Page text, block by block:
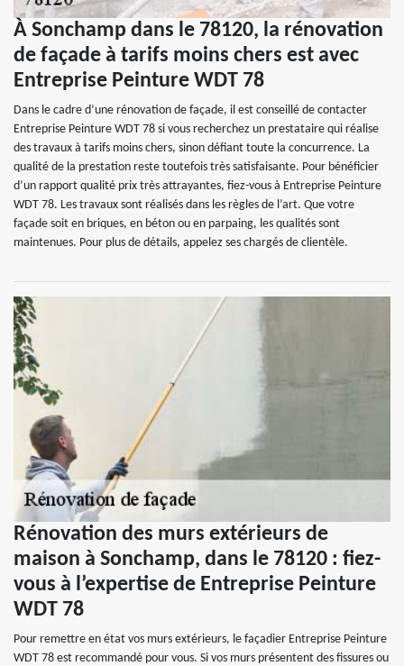
À Sonchamp dans le 78120, la rénovation
de façade à tarifs moins chers est avec
Entreprise Peinture WDT 78
Dans le cadre d’une rénovation de façade, il est conseillé de contacter
Entreprise Peinture WDT 78 si vous recherchez un prestataire qui réalise
des travaux à tarifs moins chers, sinon défiant toute la concurrence. La
qualité de la prestation reste toutefois très satisfaisante. Pour bénéficier
d’un rapport qualité prix très attrayantes, fiez-vous à Entreprise Peinture
WDT 78. Les travaux sont réalisés dans les règles de l’art. Que votre
façade soit en briques, en béton ou en parpaing, les qualités sont
maintenues. Pour plus de détails, appelez ses chargés de clientèle.
Rénovation des murs extérieurs de
maison à Sonchamp, dans le 78120 : fiez-
vous à l’expertise de Entreprise Peinture
WDT 78
Pour remettre en état vos murs extérieurs, le façadier Entreprise Peinture
WDT 78 est recommandé pour vous. Si vos murs présentent des fissures ou